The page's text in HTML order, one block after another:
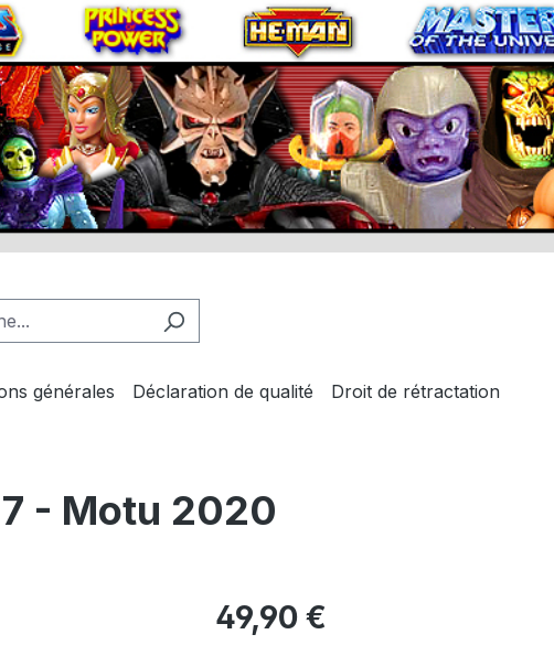
générales Déclaration de qualité Droit de rétractation
- Motu 2020
49,90 €